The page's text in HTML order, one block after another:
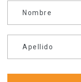
Nombre
Apellido